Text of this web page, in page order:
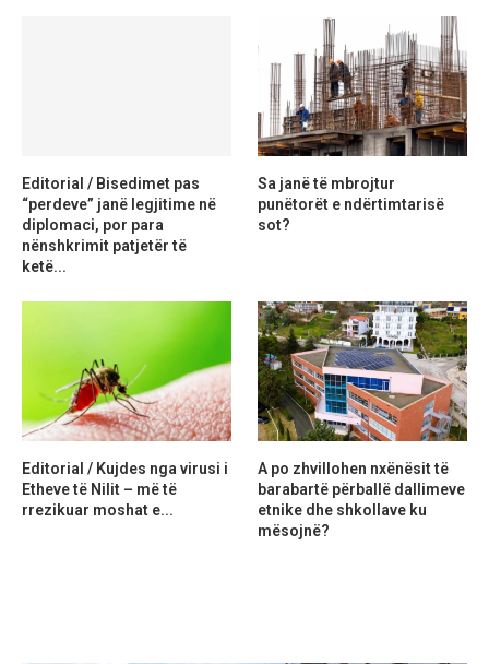
Editorial / Bisedimet pas
“perdeve” janë legjitime në
diplomaci, por para
nënshkrimit patjetër të
ketë...
Sa janë të mbrojtur
punëtorët e ndërtimtarisë
sot?
Editorial / Kujdes nga virusi i
Etheve të Nilit – më të
rrezikuar moshat e...
A po zhvillohen nxënësit të
barabartë përballë dallimeve
etnike dhe shkollave ku
mësojnë?